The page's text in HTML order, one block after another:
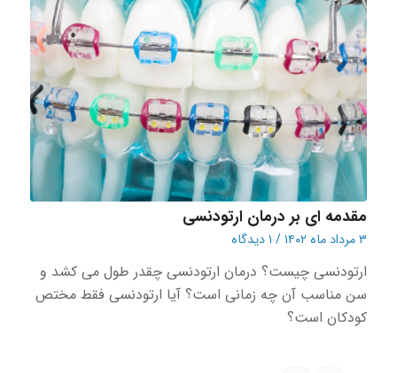
مقدمه ای بر درمان ارتودنسی
۳ مرداد ماه ۱۴۰۲ / ۱ دیدگاه
ارتودنسی چیست؟ درمان ارتودنسی چقدر طول می کشد و
سن مناسب آن چه زمانی است؟ آیا ارتودنسی فقط مختص
کودکان است؟